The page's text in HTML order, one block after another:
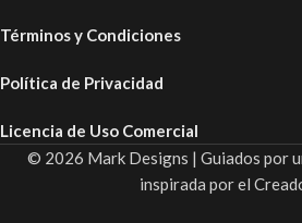
Términos y Condiciones
Política de Privacidad
Licencia de Uso Comercial
© 2026 Mark Designs | Guiados por
inspirada por el